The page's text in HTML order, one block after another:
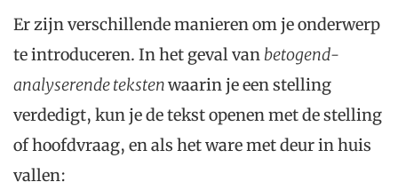
Er zijn verschillende manieren om je onderwerp
te introduceren. In het geval vanbetogend-
analyserende tekstenwaarin je een stelling
verdedigt, kun je de tekst openen met de stelling
of hoofdvraag, en als het ware met deur in huis
vallen: